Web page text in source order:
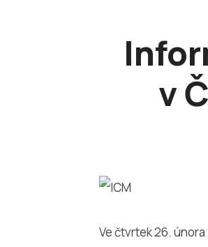
v
Ve čtvrtek 26.